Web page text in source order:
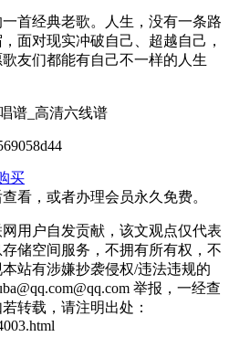
首经典老歌。人生，没有一条路
面对现实冲破自己、超越自己，
友们都能有自己不一样的人生
谱_高清六线谱
买
看，或者办理会员永久免费。
用户自发贡献，该文观点仅代表
储空间服务，不拥有所有权，不
站有涉嫌抄袭侵权/违法违规的
举报，一经查
转载，请注明出处：